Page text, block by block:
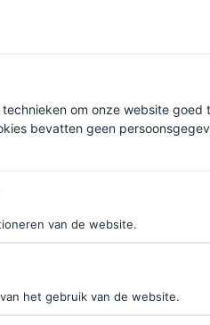
elastiekje hard en
Hierdoor raakt het
wrijving en druk,
stof – zoals zijde – is
alternatieven van
om onze website goed
bevatten geen
van de website.
het gebruik van de website.